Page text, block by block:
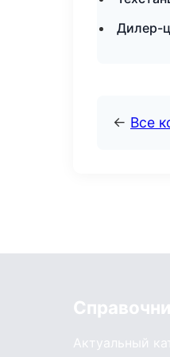
Дилер-
← Все
Актуальный